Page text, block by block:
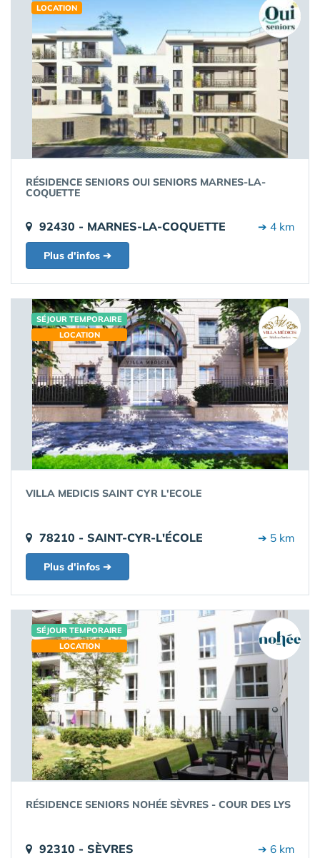
LOCATION
RÉSIDENCE SENIORS OUI SENIORS MARNES-LA-
COQUETTE
92430 - MARNES-LA-COQUETTE ➔ 4 km
Plus d'infos ➔
SÉJOUR TEMPORAIRE
LOCATION
VILLA MEDICIS SAINT CYR L'ECOLE
78210 - SAINT-CYR-L'ÉCOLE ➔ 5 km
Plus d'infos ➔
SÉJOUR TEMPORAIRE
LOCATION
RÉSIDENCE SENIORS NOHÉE SÈVRES - COUR DES LYS
92310 - SÈVRES ➔ 6 km